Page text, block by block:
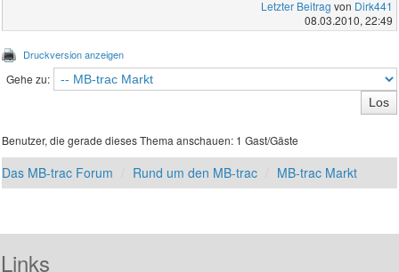
Letzter Beitrag von Dirk441
08.03.2010, 22:49
Druckversion anzeigen
Gehe zu:
Benutzer, die gerade dieses Thema anschauen: 1 Gast/Gäste
Das MB-trac Forum Rund um den MB-trac MB-trac Markt
Links